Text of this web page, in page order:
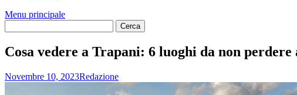
Menu principale
Cosa vedere a Trapani: 6 luoghi da non perdere
Novembre 10, 2023Redazione